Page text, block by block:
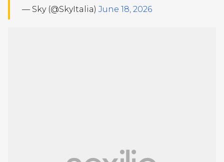
— Sky (@SkyItalia) June 18, 2026